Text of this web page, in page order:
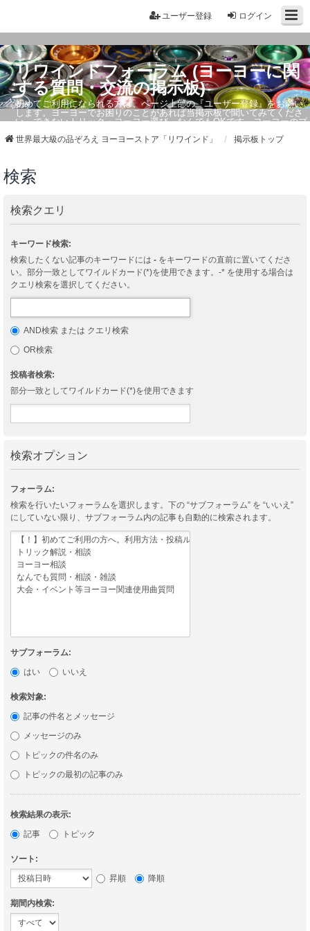
ログイン
ユーザー登録
リワインドフォーラム (ヨーヨーに関
する質問・交流の掲示板)
初めてご利用になられる方は、ページ上部の『ユーザー登録』をお願い
します。ヨーヨーでお困りのことがあれば当掲示板で聞いてみてくださ
い。できないトリック・ヨーヨー選び、なんでもOKです。ヨーヨーのプ
世界最大級の品ぞろえ ヨーヨーストア「リワインド」 掲示板トップ
検索
検索クエリ
キーワード検索:
検索したくない記事のキーワードには - をキーワードの直前に置いてくださ
い。部分一致としてワイルドカード(*)を使用できます。-* を使用する場合は
クエリ検索を選択してください。
AND検索 または クエリ検索
OR検索
投稿者検索:
部分一致としてワイルドカード(*)を使用できます
検索オプション
フォーラム:
検索を行いたいフォーラムを選択します。下の “サブフォーラム” を “いいえ”
にしていない限り、サブフォーラム内の記事も自動的に検索されます。
サブフォーラム:
はい
いいえ
検索対象:
記事の件名とメッセージ
メッセージのみ
トピックの件名のみ
トピックの最初の記事のみ
検索結果の表示:
記事
トピック
ソート:
昇順
降順
期間内検索: